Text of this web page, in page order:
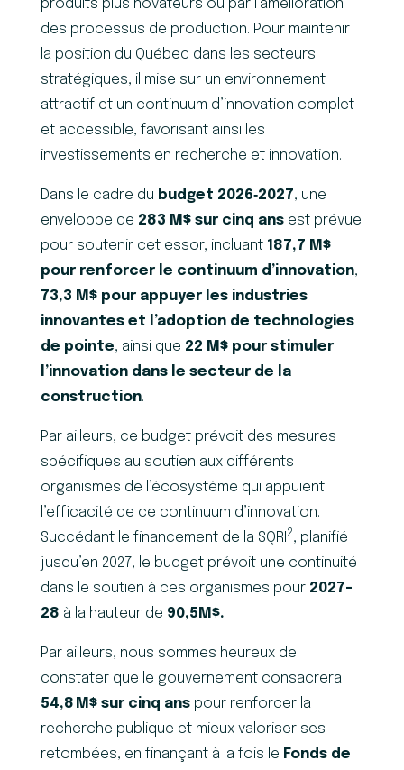
produits plus novateurs ou par l’amélioration
des processus de production. Pour maintenir
la position du Québec dans les secteurs
stratégiques, il mise sur un environnement
attractif et un continuum d’innovation complet
et accessible, favorisant ainsi les
investissements en recherche et innovation.
Dans le cadre du budget 2026‑2027, une
enveloppe de 283 M$ sur cinq ans est prévue
pour soutenir cet essor, incluant 187,7 M$
pour renforcer le continuum d’innovation,
73,3 M$ pour appuyer les industries
innovantes et l’adoption de technologies
de pointe, ainsi que 22 M$ pour stimuler
l’innovation dans le secteur de la
construction.
Par ailleurs, ce budget prévoit des mesures
spécifiques au soutien aux différents
organismes de l’écosystème qui appuient
l’efficacité de ce continuum d’innovation.
Succédant le financement de la SQRI 2, planifié
jusqu’en 2027, le budget prévoit une continuité
dans le soutien à ces organismes pour 2027-
28 à la hauteur de 90,5M$.
Par ailleurs, nous sommes heureux de
constater que le gouvernement consacrera
54,8 M$ sur cinq ans pour renforcer la
recherche publique et mieux valoriser ses
retombées, en finançant à la fois le Fonds de